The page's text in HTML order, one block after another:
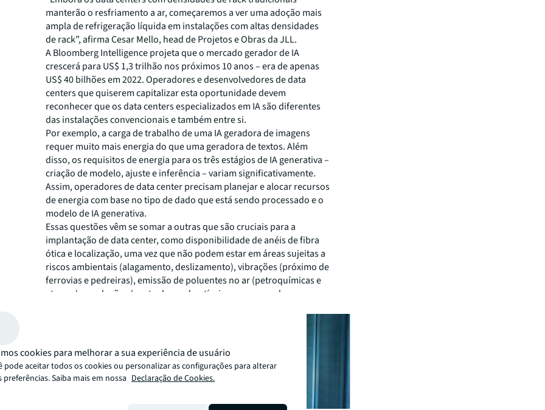
manterão o resfriamento a ar, começaremos a ver uma adoção mais
ampla de refrigeração líquida em instalações com altas densidades
de rack”, afirma Cesar Mello, head de Projetos e Obras da JLL.
A Bloomberg Intelligence projeta que o mercado gerador de IA
crescerá para US$ 1,3 trilhão nos próximos 10 anos – era de apenas
US$ 40 bilhões em 2022. Operadores e desenvolvedores de data
centers que quiserem capitalizar esta oportunidade devem
reconhecer que os data centers especializados em IA são diferentes
das instalações convencionais e também entre si.
Por exemplo, a carga de trabalho de uma IA geradora de imagens
requer muito mais energia do que uma geradora de textos. Além
disso, os requisitos de energia para os três estágios de IA generativa –
criação de modelo, ajuste e inferência – variam significativamente.
Assim, operadores de data center precisam planejar e alocar recursos
de energia com base no tipo de dado que está sendo processado e o
modelo de IA generativa.
Essas questões vêm se somar a outras que são cruciais para a
implantação de data center, como disponibilidade de anéis de fibra
ótica e localização, uma vez que não podem estar em áreas sujeitas a
riscos ambientais (alagamento, deslizamento), vibrações (próximo de
ferrovias e pedreiras), emissão de poluentes no ar (petroquímicas e
aterros) e explosões (posto de combustíveis e empresas de
cookies para melhorar a sua experiência de usuário
pode aceitar todos os cookies ou personalizar as configurações para alterar
preferências. Saiba mais em nossa Declaração de Cookies.